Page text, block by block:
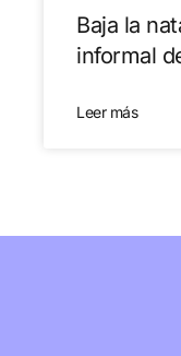
Baja la
informal
Leer más